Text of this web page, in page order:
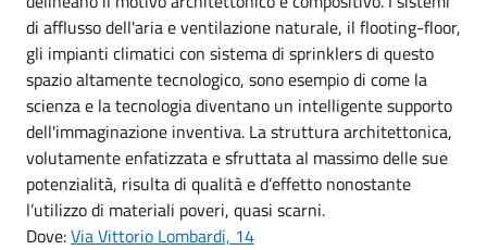
di afflusso dell'aria e ventilazione naturale, il flooting-floor,
gli impianti climatici con sistema di sprinklers di questo
spazio altamente tecnologico, sono esempio di come la
scienza e la tecnologia diventano un intelligente supporto
dell'immaginazione inventiva. La struttura architettonica,
volutamente enfatizzata e sfruttata al massimo delle sue
potenzialità, risulta di qualità e d’effetto nonostante
l’utilizzo di materiali poveri, quasi scarni.
Dove:Via Vittorio Lombardi, 14